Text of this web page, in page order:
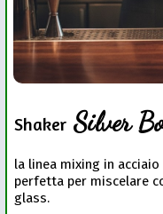
Shaker Silver
la linea mixing in
perfetta per miscelare
glass.